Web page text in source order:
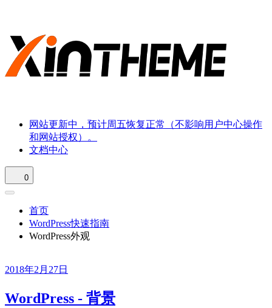
网站更新中，预计周五恢复正常（不影响用户中心操作
和网站授权）。
文档中心
0
首页
WordPress快速指南
WordPress外观
2018年2月27日
WordPress - 背景